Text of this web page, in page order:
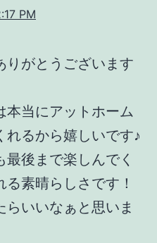
PM
りがとうございます
本当にアットホーム
れるから嬉しいです♪
後まで楽しんでく
素晴らしさです！
いいなぁと思いま